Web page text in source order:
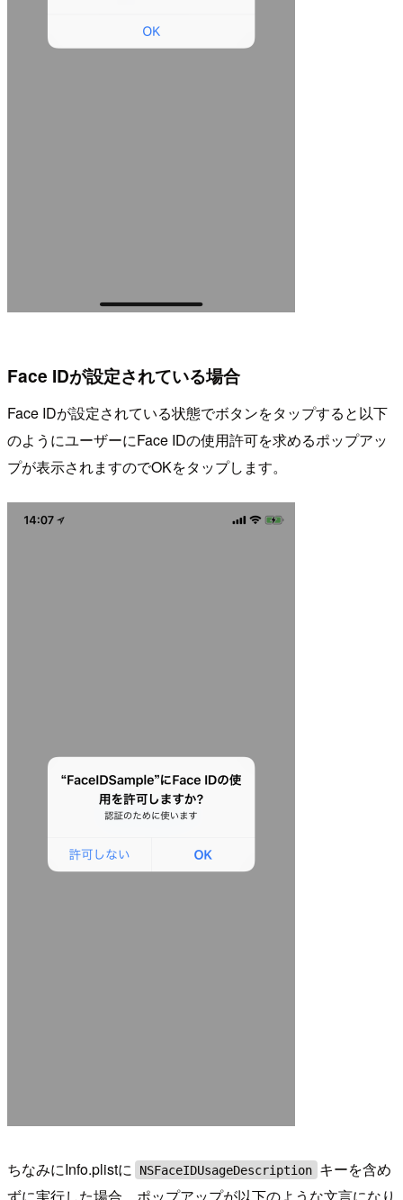
Face IDが設定されている場合
Face IDが設定されている状態でボタンをタップすると以下
のようにユーザーにFace IDの使用許可を求めるポップアッ
プが表示されますのでOKをタップします。
ちなみにInfo.plistに NSFaceIDUsageDescription キーを含め